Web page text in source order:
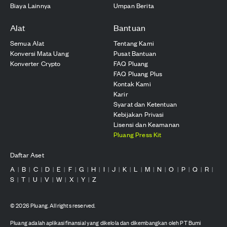
Biaya Lainnya
Umpan Berita
Alat
Semua Alat
Konversi Mata Uang
Konverter Crypto
Bantuan
Tentang Kami
Pusat Bantuan
FAQ Pluang
FAQ Pluang Plus
Kontak Kami
Karir
Syarat dan Ketentuan
Kebijakan Privasi
Lisensi dan Keamanan
Pluang Press Kit
Daftar Aset
A | B | C | D | E | F | G | H | I | J | K | L | M | N | O | P | Q | R |
S | T | U | V | W | X | Y | Z
©2026Pluang. All rights reserved.
Pluang adalah aplikasi finansial yang dikelola dan dikembangkan oleh PT Bumi